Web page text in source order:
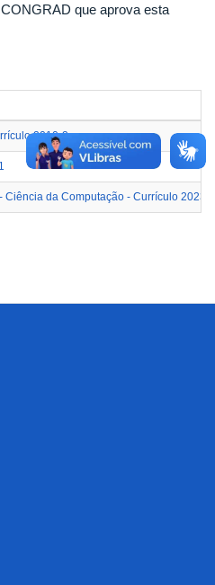
que aprova esta
2010-2
Ciência da Computação - Currículo 2023-1